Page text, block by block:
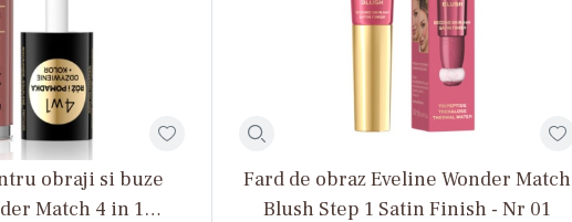
obraji si buze
Match 4 in 1
Fard de obraz Eveline Wonder Match
Blush Step 1 Satin Finish - Nr 01